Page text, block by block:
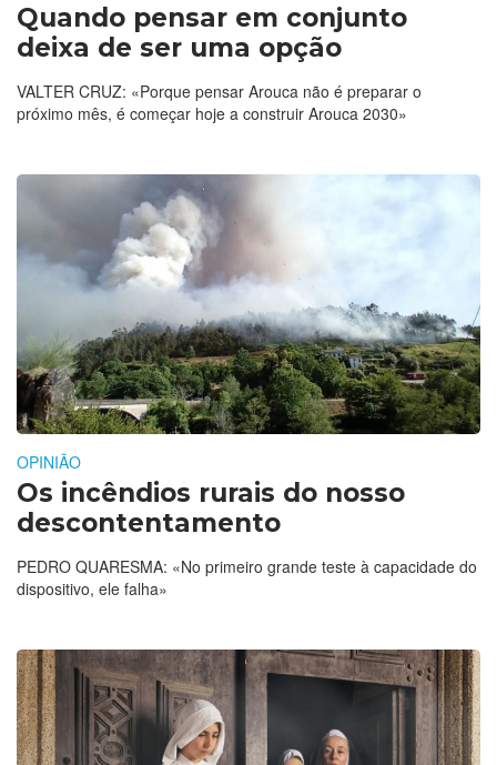
Quando pensar em conjunto
deixa de ser uma opção
VALTER CRUZ: «Porque pensar Arouca não é preparar o
próximo mês, é começar hoje a construir Arouca 2030»
OPINIÃO
Os incêndios rurais do nosso
descontentamento
PEDRO QUARESMA: «No primeiro grande teste à capacidade do
dispositivo, ele falha»